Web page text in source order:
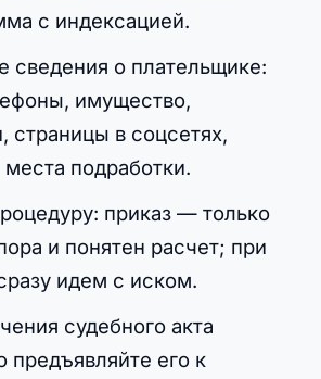
с индексацией.
сведения о плательщике:
имущество,
страницы в соцсетях,
подработки.
приказ — только
и понятен расчет; при
идем с иском.
судебного акта
предъявляйте его к